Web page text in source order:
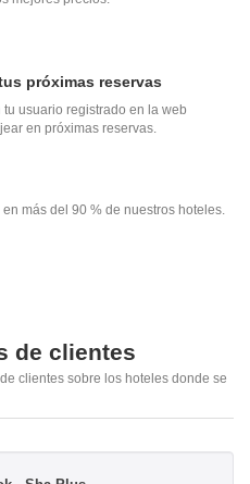
próximas reservas
usuario registrado en la web
en próximas reservas.
más del 90 % de nuestros hoteles.
de clientes
clientes sobre los hoteles donde se